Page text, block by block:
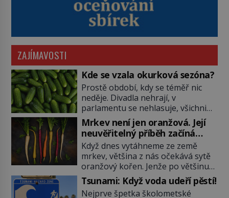
ZAJÍMAVOSTI
Kde se vzala okurková sezóna?
Prostě období, kdy se téměř nic
neděje. Divadla nehrají, v
parlamentu se nehlasuje, všichni
jsou na dovolené a média tak
nemají o čem mluvit a psát. A
vymýšlejí si proto témata, které
nikoho nezajímají. Proč je však ona
letní doba spojovaná zrovna s
okurkami? Okurkovou sezónu
známe už od poloviny 19. století,
ovšem jako Češi […]
Mrkev není jen oranžová. Její
neuvěřitelný příběh začíná
fialovou barvou
Když dnes vytáhneme ze země
mrkev, většina z nás očekává sytě
oranžový kořen. Jenže po většinu
své historie je mrkev všechno
možné, jen ne oranžová. Je fialová,
Tsunami: Když voda udeří pěstí!
Nejprve špetka školometské